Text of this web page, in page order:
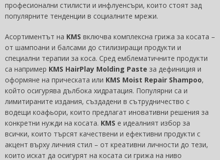
професионални стилисти и инфлуенсъри, които стоят зад
популярните тенденции в социалните мрежи.
Асортиментът на KMS включва комплексна грижа за косата –
от шампоани и балсами до стилизиращи продукти и
специални терапии за коса. Сред емблематичните продукти
са например KMS HairPlay Molding Paste за дефиниция и
оформяне на прическата или KMS Moist Repair Shampoo,
който осигурява дълбока хидратация. Популярни са и
лимитираните издания, създадени в сътрудничество с
водещи коафьори, които предлагат иновативни решения за
конкретни нужди на косата. KMS е идеалният избор за
всички, които търсят качествени и ефективни продукти с
акцент върху личния стил – от креативни личности до тези,
които искат да осигурят на косата си грижа на ниво